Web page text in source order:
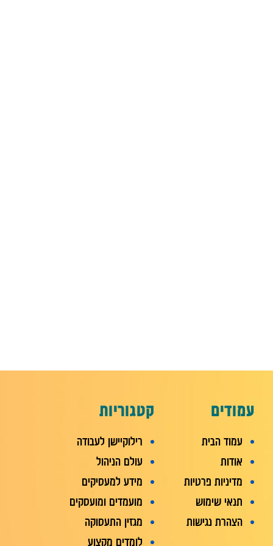
עמודים
עמוד הבית
אודות
מדיניות פרטיות
תנאי שימוש
הצהרת נגישות
קטגוריות
רילוקיישן לעבודה
עולם הניהול
מידע למעסיקים
מועמדים ומועסקים
מגזין התעסוקה
לומדים מקצוע